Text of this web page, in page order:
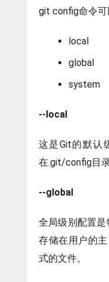
git config命令可
local
global
system
--local
这是Git的默认
在.git/config目
--global
全局级别配置
存储在用户的
式的文件。